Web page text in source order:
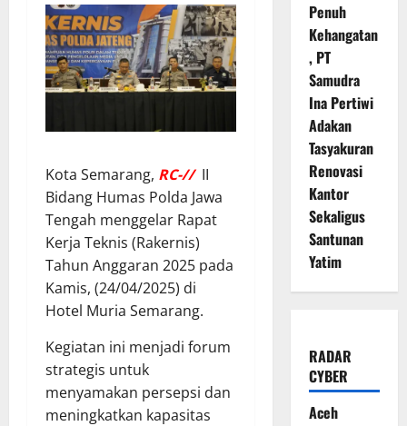
Kota Semarang, RC-//II
Bidang Humas Polda Jawa
Tengah menggelar Rapat
Kerja Teknis (Rakernis)
Tahun Anggaran 2025 pada
Kamis, (24/04/2025) di
Hotel Muria Semarang.
Kegiatan ini menjadi forum
strategis untuk
menyamakan persepsi dan
meningkatkan kapasitas
Penuh
Kehangatan
, PT
Samudra
Ina Pertiwi
Adakan
Tasyakuran
Renovasi
Kantor
Sekaligus
Santunan
Yatim
RADAR
CYBER
Aceh